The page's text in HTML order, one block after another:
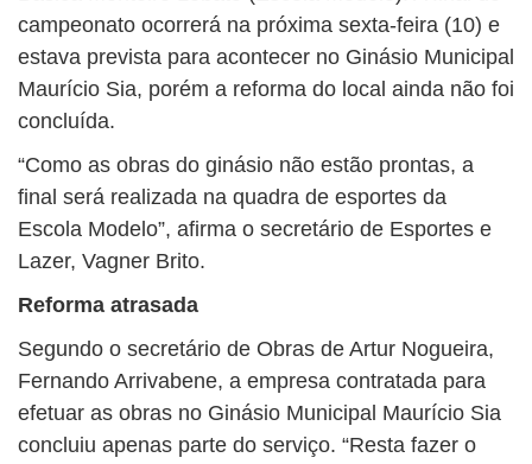
campeonato ocorrerá na próxima sexta-feira (10) e
estava prevista para acontecer no Ginásio Municipal
Maurício Sia, porém a reforma do local ainda não foi
concluída.
“Como as obras do ginásio não estão prontas, a
final será realizada na quadra de esportes da
Escola Modelo”, afirma o secretário de Esportes e
Lazer, Vagner Brito.
Reforma atrasada
Segundo o secretário de Obras de Artur Nogueira,
Fernando Arrivabene, a empresa contratada para
efetuar as obras no Ginásio Municipal Maurício Sia
concluiu apenas parte do serviço. “Resta fazer o